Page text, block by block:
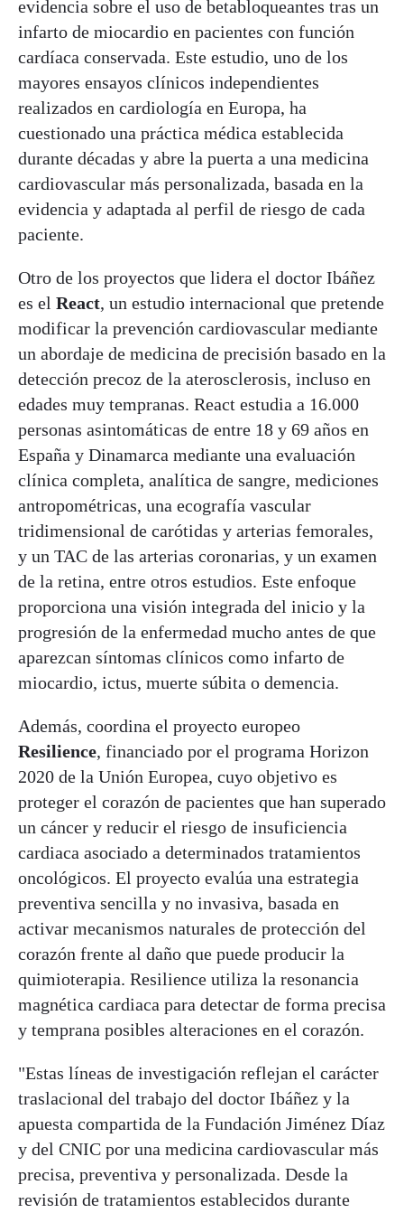
evidencia sobre el uso de betabloqueantes tras un
infarto de miocardio en pacientes con función
cardíaca conservada. Este estudio, uno de los
mayores ensayos clínicos independientes
realizados en cardiología en Europa, ha
cuestionado una práctica médica establecida
durante décadas y abre la puerta a una medicina
cardiovascular más personalizada, basada en la
evidencia y adaptada al perfil de riesgo de cada
paciente.
Otro de los proyectos que lidera el doctor Ibáñez
es el React, un estudio internacional que pretende
modificar la prevención cardiovascular mediante
un abordaje de medicina de precisión basado en la
detección precoz de la aterosclerosis, incluso en
edades muy tempranas. React estudia a 16.000
personas asintomáticas de entre 18 y 69 años en
España y Dinamarca mediante una evaluación
clínica completa, analítica de sangre, mediciones
antropométricas, una ecografía vascular
tridimensional de carótidas y arterias femorales,
y un TAC de las arterias coronarias, y un examen
de la retina, entre otros estudios. Este enfoque
proporciona una visión integrada del inicio y la
progresión de la enfermedad mucho antes de que
aparezcan síntomas clínicos como infarto de
miocardio, ictus, muerte súbita o demencia.
Además, coordina el proyecto europeo
Resilience, financiado por el programa Horizon
2020 de la Unión Europea, cuyo objetivo es
proteger el corazón de pacientes que han superado
un cáncer y reducir el riesgo de insuficiencia
cardiaca asociado a determinados tratamientos
oncológicos. El proyecto evalúa una estrategia
preventiva sencilla y no invasiva, basada en
activar mecanismos naturales de protección del
corazón frente al daño que puede producir la
quimioterapia. Resilience utiliza la resonancia
magnética cardiaca para detectar de forma precisa
y temprana posibles alteraciones en el corazón.
"Estas líneas de investigación reflejan el carácter
traslacional del trabajo del doctor Ibáñez y la
apuesta compartida de la Fundación Jiménez Díaz
y del CNIC por una medicina cardiovascular más
precisa, preventiva y personalizada. Desde la
revisión de tratamientos establecidos durante